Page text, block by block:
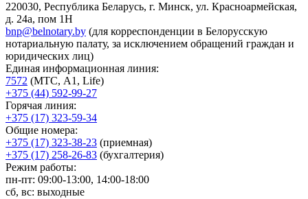
220030, Республика Беларусь, г. Минск, ул. Красноармейская,
д. 24а, пом 1Н
bnp@belnotary.by (для корреспонденции в Белорусскую
нотариальную палату, за исключением обращений граждан и
юридических лиц)
Единая информационная линия:
7572 (МТС, A1, Life)
+375 (44) 592-99-27
Горячая линия:
+375 (17) 323-59-34
Общие номера:
+375 (17) 323-38-23 (приемная)
+375 (17) 258-26-83 (бухгалтерия)
Режим работы:
пн-пт: 09:00-13:00, 14:00-18:00
сб, вс: выходные